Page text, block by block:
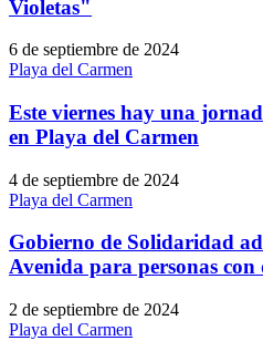
Violetas"
6 de septiembre de 2024
Playa del Carmen
Este viernes hay una
en Playa del Carmen
4 de septiembre de 2024
Playa del Carmen
Gobierno de Solidaridad
Avenida para personas
2 de septiembre de 2024
Playa del Carmen